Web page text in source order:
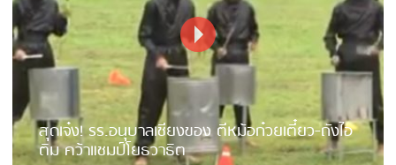
สุดเจ๋ง! รร.อนุบาลเชียงของ ตีหม้อก๋วยเตี๋ยว-ถังไอ
ติม คว้าแชมป์โยธวาธิต